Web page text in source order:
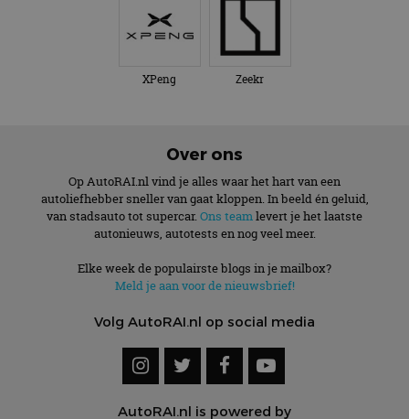
XPeng Zeekr
Over ons
Op AutoRAI.nl vind je alles waar het hart van een
autoliefhebber sneller van gaat kloppen. In beeld én geluid,
van stadsauto tot supercar. Ons teamlevert je het laatste
autonieuws, autotests en nog veel meer.
Elke week de populairste blogs in je mailbox?
Meld je aan voor de nieuwsbrief!
Volg AutoRAI.nl op social media
AutoRAI.nl is powered by